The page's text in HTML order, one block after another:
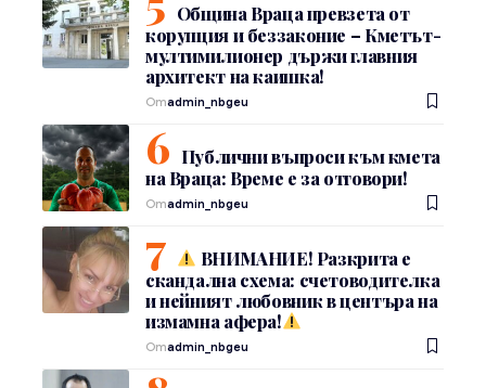
Община Враца превзета от
корупция и беззаконие – Кметът-
мултимилионер държи главния
архитект на каишка!
Отadmin_nbgeu
Публични въпроси към кмета
на Враца: Време е за отговори!
Отadmin_nbgeu
ВНИМАНИЕ! Разкрита е
скандална схема: счетоводителка
и нейният любовник в центъра на
измамна афера!
Отadmin_nbgeu